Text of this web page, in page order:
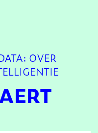
OVER